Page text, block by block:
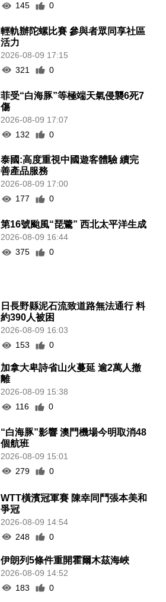
145
0
輕軌辦陀螺比賽 參與者眾同享社區
活力
2026-08-09 17:15
321
0
菲受“白海豚”等極端天氣侵襲6死7
傷
2026-08-09 17:07
132
0
泰國:高度重視中國遊客體驗 續完
善產品服務
2026-08-09 17:00
177
0
第16號颱風“琵鷺” 西北太平洋生成
2026-08-09 16:44
375
0
日長野縣泥石流致道路無法通行 料
約390人被困
2026-08-09 16:03
153
0
加拿大卑詩省山火蔓延 逾2萬人撤
離
2026-08-09 15:38
116
0
“白海豚”影響 澳門機場今明取消48
個航班
2026-08-09 15:01
279
0
WTT橫濱冠軍賽 陳幸同鬥張本美和
爭冠
2026-08-09 14:54
248
0
伊朗列5條件重開霍爾木茲海峽
2026-08-09 14:52
183
0